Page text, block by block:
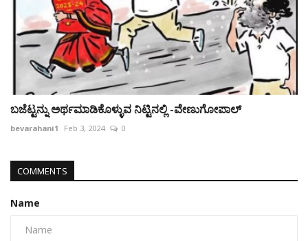
ಬಜೆಟ್ಟನ್ನು ಅರ್ಥಮಾಡಿಕೊಳ್ಳುವ ನಿಟ್ಟಿನಲ್ಲಿ -ವೇಣುಗೋಪಾಲ್
bevarahani1 Feb 3, 2024 0
COMMENTS
Name